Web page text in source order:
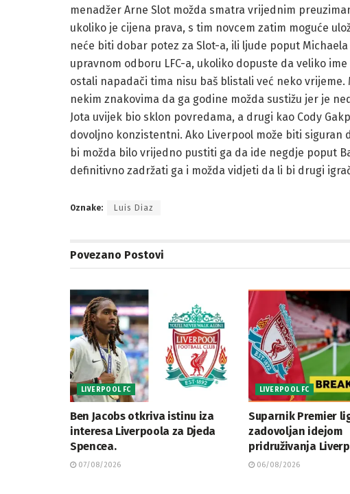
menadžer Arne Slot možda smatra vrijednim
ukoliko je cijena prava, s tim novcem zatim moguće
neće biti dobar potez za Slot-a, ili ljude poput
upravnom odboru LFC-a, ukoliko dopuste da veliko
ostali napadači tima nisu baš blistali već neko
nekim znakovima da ga godine možda sustižu jer je
Jota uvijek bio sklon povredama, a drugi kao Cody
dovoljno konzistentni. Ako Liverpool može biti siguran
bi možda bilo vrijedno pustiti ga da ide negdje poput
definitivno zadržati ga i možda vidjeti da li bi drugi
Oznake: Luis Diaz
Povezano Postovi
LIVERPOOL FC
Ben Jacobs otkriva istinu iza
interesa Liverpoola za Djeda
Spencea.
07/08/2026
LIVERPOOL FC
Suparnik Premier
zadovoljan idejom
pridruživanja
06/08/2026